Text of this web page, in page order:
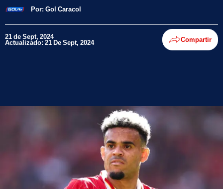
Por: Gol Caracol
21 de Sept, 2024
Actualizado: 21 De Sept, 2024 Compartir